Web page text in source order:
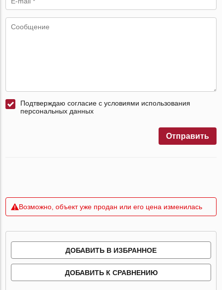
Подтверждаю согласие с условиями использования
персональных данных
Отправить
Возможно, объект уже продан или его цена изменилась
ДОБАВИТЬ В ИЗБРАННОЕ
ДОБАВИТЬ К СРАВНЕНИЮ